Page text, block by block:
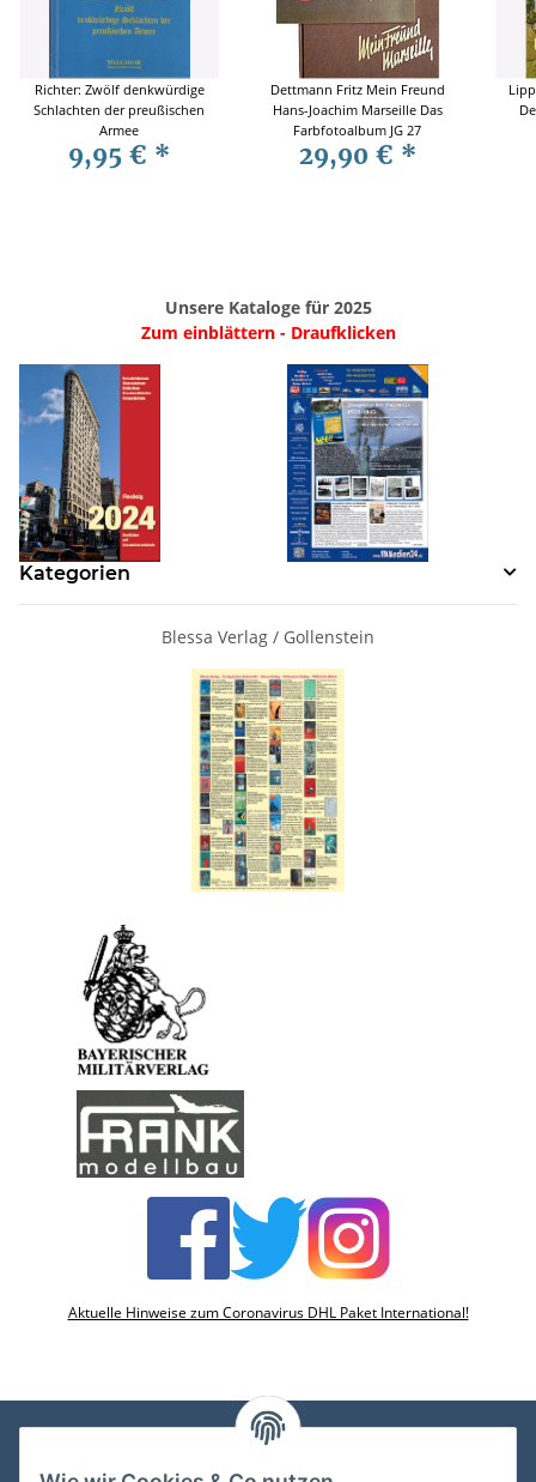
Richter: Zwölf denkwürdige
Schlachten der preußischen
Armee
9,95 € *
Dettmann Fritz Mein Freund
Hans-Joachim Marseille Das
Farbfotoalbum JG 27
29,90 € *
Unsere Kataloge für 2025
Zum einblättern - Draufklicken
Kategorien
Blessa Verlag / Gollenstein
Aktuelle Hinweise zum Coronavirus DHL Paket International!